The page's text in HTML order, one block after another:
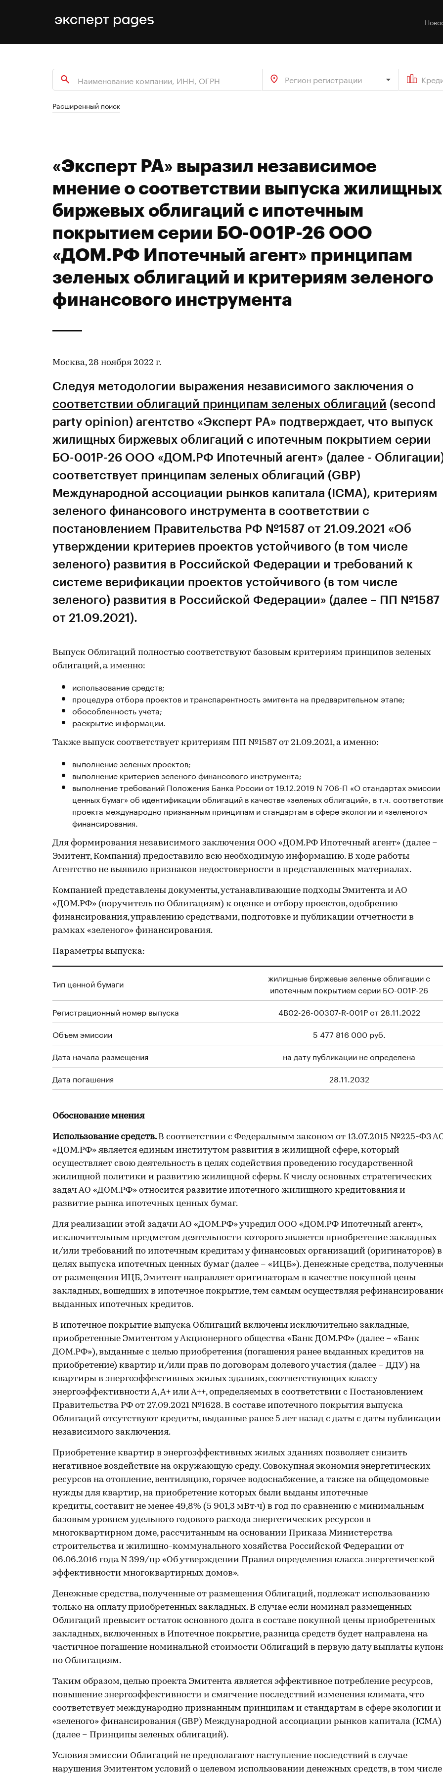
Регион регистрации
Расширенный поиск
«Эксперт РА» выразил независимое
мнение о соответствии выпуска жилищных
биржевых облигаций с ипотечным
покрытием серии БО-001P-26 ООО
«ДОМ.РФ Ипотечный агент» принципам
зеленых облигаций и критериям зеленого
финансового инструмента
Москва, 28 ноября 2022 г.
Следуя методологии выражения независимого заключения о
соответствии облигаций принципам зеленых облигаций (second
party opinion) агентство «Эксперт РА» подтверждает, что выпуск
жилищных биржевых облигаций с ипотечным покрытием серии
БО-001P-26 ООО «ДОМ.РФ Ипотечный агент» (далее -
соответствует принципам зеленых облигаций (GBP)
Международной ассоциации рынков капитала (ICMA), критериям
зеленого финансового инструмента в соответствии с
постановлением Правительства РФ №1587 от 21.09.2021 «Об
утверждении критериев проектов устойчивого (в том числе
зеленого) развития в Российской Федерации и требований к
системе верификации проектов устойчивого (в том числе
зеленого) развития в Российской Федерации» (далее – ПП №1587
от 21.09.2021).
Выпуск Облигаций полностью соответствуют базовым критериям принципов зеленых
облигаций, а именно:
использование средств;
процедура отбора проектов и транспарентность эмитента на предварительном этапе;
обособленность учета;
раскрытие информации.
Также выпуск соответствует критериям ПП №1587 от 21.09.2021, а именно:
выполнение зеленых проектов;
выполнение критериев зеленого финансового инструмента;
выполнение требований Положения Банка России от 19.12.2019 N 706-П «О стандартах эмиссии
ценных бумаг» об идентификации облигаций в качестве «зеленых облигаций», в т.ч.
проекта международно признанным принципам и стандартам в сфере экологии и «зеленого»
финансирования.
Для формирования независимого заключения ООО «ДОМ.РФ Ипотечный агент» (далее –
Эмитент, Компания) предоставило всю необходимую информацию. В ходе работы
Агентство не выявило признаков недостоверности в представленных материалах.
Компанией представлены документы, устанавливающие подходы Эмитента и АО
«ДОМ.РФ» (поручитель по Облигациям) к оценке и отбору проектов, одобрению
финансирования, управлению средствами, подготовке и публикации отчетности в
рамках «зеленого» финансирования.
Параметры выпуска:
Тип ценной бумаги
жилищные биржевые зеленые облигации с
ипотечным покрытием серии БО-001P-26
Регистрационный номер выпуска
4B02-26-00307-R-001P от 28.11.2022
Объем эмиссии
5 477 816 000 руб.
Дата начала размещения
на дату публикации не определена
Дата погашения
28.11.2032
Обоснование мнения
Использование средств. В соответствии с Федеральным законом от 13.07.2015 №225-ФЗ
«ДОМ.РФ» является единым институтом развития в жилищной сфере, который
осуществляет свою деятельность в целях содействия проведению государственной
жилищной политики и развитию жилищной сферы. К числу основных стратегических
задач АО «ДОМ.РФ» относится развитие ипотечного жилищного кредитования и
развитие рынка ипотечных ценных бумаг.
Для реализации этой задачи АО «ДОМ.РФ» учредил ООО «ДОМ.РФ Ипотечный агент»,
исключительным предметом деятельности которого является приобретение закладных
и/или требований по ипотечным кредитам у финансовых организаций (оригинаторов) в
целях выпуска ипотечных ценных бумаг (далее – «ИЦБ»). Денежные средства,
от размещения ИЦБ, Эмитент направляет оригинаторам в качестве покупной цены
закладных, вошедших в ипотечное покрытие, тем самым осуществляя
выданных ипотечных кредитов.
В ипотечное покрытие выпуска Облигаций включены исключительно закладные,
приобретенные Эмитентом у Акционерного общества «Банк ДОМ.РФ» (далее – «Банк
ДОМ.РФ»), выданные с целью приобретения (погашения ранее выданных кредитов на
приобретение) квартир и/или прав по договорам долевого участия (далее – ДДУ) на
квартиры в энергоэффективных жилых зданиях, соответствующих классу
энергоэффективности А, А+ или А++, определяемых в соответствии с Постановлением
Правительства РФ от 27.09.2021 №1628. В составе ипотечного покрытия выпуска
Облигаций отсутствуют кредиты, выданные ранее 5 лет назад с даты с даты публикации
независимого заключения.
Приобретение квартир в энергоэффективных жилых зданиях позволяет снизить
негативное воздействие на окружающую среду. Совокупная экономия энергетических
ресурсов на отопление, вентиляцию, горячее водоснабжение, а также на общедомовые
нужды для квартир, на приобретение которых были выданы ипотечные
кредиты, составит не менее 49,8% (5 901,3 мВт·ч) в год по сравнению с минимальным
базовым уровнем удельного годового расхода энергетических ресурсов в
многоквартирном доме, рассчитанным на основании Приказа Министерства
строительства и жилищно-коммунального хозяйства Российской Федерации от
06.06.2016 года N 399/пр «Об утверждении Правил определения класса энергетической
эффективности многоквартирных домов».
Денежные средства, полученные от размещения Облигаций, подлежат использованию
только на оплату приобретенных закладных. В случае если номинал размещенных
Облигаций превысит остаток основного долга в составе покупной цены приобретенных
закладных, включенных в Ипотечное покрытие, разница средств будет направлена на
частичное погашение номинальной стоимости Облигаций в первую дату выплаты
по Облигациям.
Таким образом, целью проекта Эмитента является эффективное потребление ресурсов,
повышение энергоэффективности и смягчение последствий изменения климата, что
соответствует международно признанным принципам и стандартам в сфере экологии и
«зеленого» финансирования (GBP) Международной ассоциации рынков капитала (ICMA)
(далее – Принципы зеленых облигаций).
Условия эмиссии Облигаций не предполагают наступление последствий в случае
нарушения Эмитентом условий о целевом использовании денежных средств, в том числе